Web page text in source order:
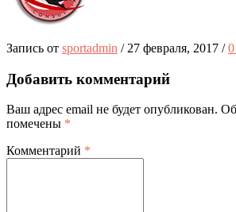
Запись от sportadmin / 27 февраля, 2017 /
Добавить комментарий
Ваш адрес email не будет опубликован.
помечены *
Комментарий *